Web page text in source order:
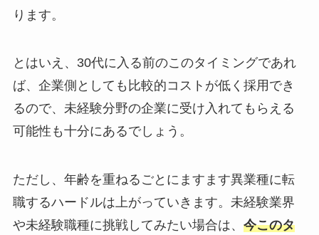
ります。
とはいえ、30代に入る前のこのタイミングであれ
ば、企業側としても比較的コストが低く採用でき
るので、未経験分野の企業に受け入れてもらえる
可能性も十分にあるでしょう。
ただし、年齢を重ねるごとにますます異業種に転
職するハードルは上がっていきます。未経験業界
や未経験職種に挑戦してみたい場合は、 今このタ